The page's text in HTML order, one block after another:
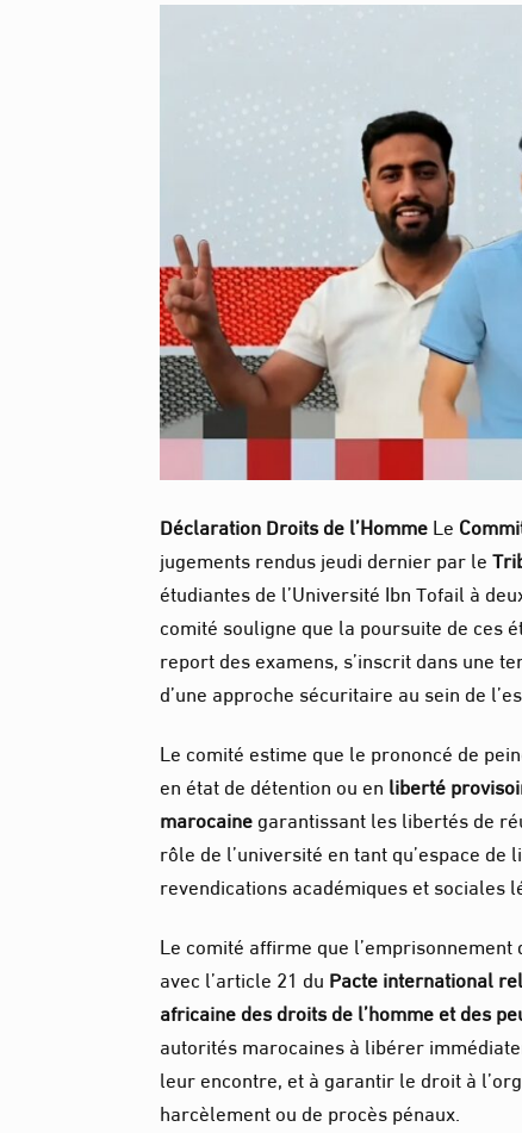
Déclaration Droits de l’HommeLe
jugements rendus jeudi dernier par le
étudiantes de l’Université Ibn Tofail à
comité souligne que la poursuite de ces
report des examens, s’inscrit dans une
d’une approche sécuritaire au sein de
Le comité estime que le prononcé de
en état de détention ou enliberté
marocainegarantissant les libertés de
rôle de l’université en tant qu’espace
revendications académiques et sociales
Le comité affirme que
avec l’article 21 duPacte international
africaine des droits de l’homme et des
autorités marocaines à libérer
leur encontre, et à garantir le droit à
harcèlement ou de procès pénaux.